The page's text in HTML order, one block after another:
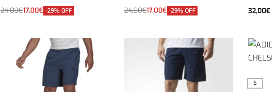
24,00€17,00€ -29% OFF 24,00€17,00€ -29% OFF 32,00€
S